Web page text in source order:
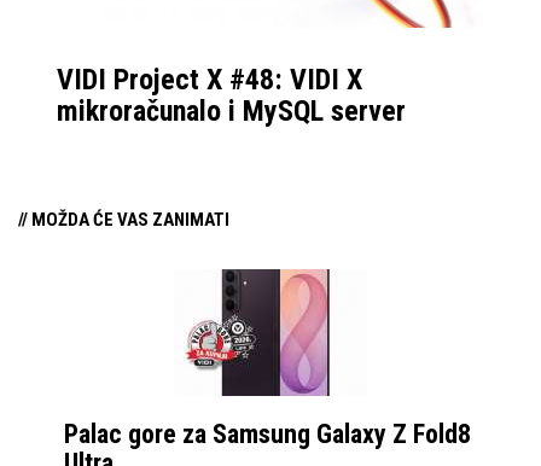
VIDI Project X #48: VIDI X
mikroračunalo i MySQL server
// MOŽDA ĆE VAS ZANIMATI
Palac gore za Samsung Galaxy Z Fold8